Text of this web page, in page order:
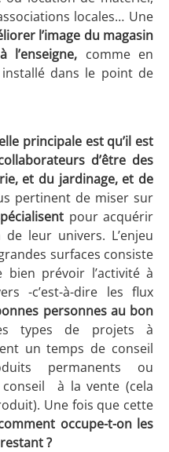
locales… Une
l’image du magasin
comme en
installé dans le point de
principale est qu’il est
d’être des
et du jardinage, et de
pertinent de miser sur
pour acquérir
leur univers. L’enjeu
surfaces consiste
prévoir l’activité à
-c’est-à-dire les flux
personnes au bon
types de projets à
un temps de conseil
permanents ou
à la vente (cela
Une fois que cette
occupe-t-on les
?